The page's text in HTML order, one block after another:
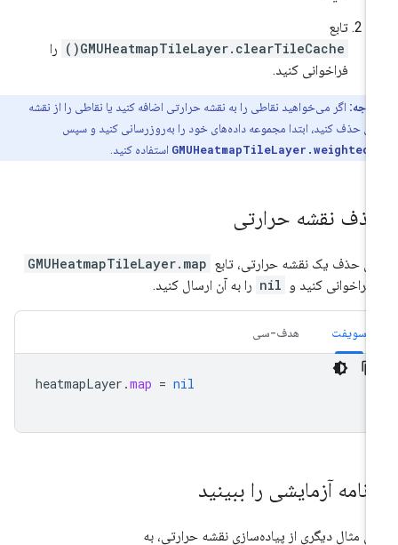
تابع
GMUHeatmapTileLayer.clearTileCache()
را
فراخوانی کنید.
اگر می‌خواهید نقاطی را به نقشه حرارتی اضافه کنید یا نقاطی را از نقشه
حذف کنید، ابتدا مجموعه داده‌های خود را به‌روزرسانی کنید و سپس
استفاده کنید.
نقشه حرارتی
حذف یک نقشه حرارتی، تابع GMUHeatmapTileLayer.map
فراخوانی کنید و nil را به آن ارسال کنید.
سویفت هدف-سی
heatmapLayer. map =
آزمایشی را ببینید
مثال دیگری از پیاده‌سازی نقشه حرارتی، به